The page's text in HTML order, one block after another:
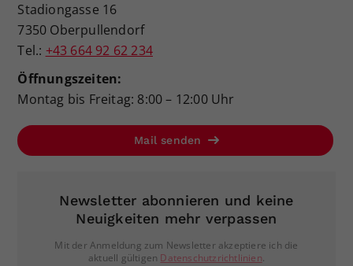
Stadiongasse 16
7350 Oberpullendorf
Tel.: +43 664 92 62 234
Öffnungszeiten:
Montag bis Freitag: 8:00 – 12:00 Uhr
Mail senden
Newsletter abonnieren und keine
Neuigkeiten mehr verpassen
Mit der Anmeldung zum Newsletter akzeptiere ich die
aktuell gültigen Datenschutzrichtlinien.